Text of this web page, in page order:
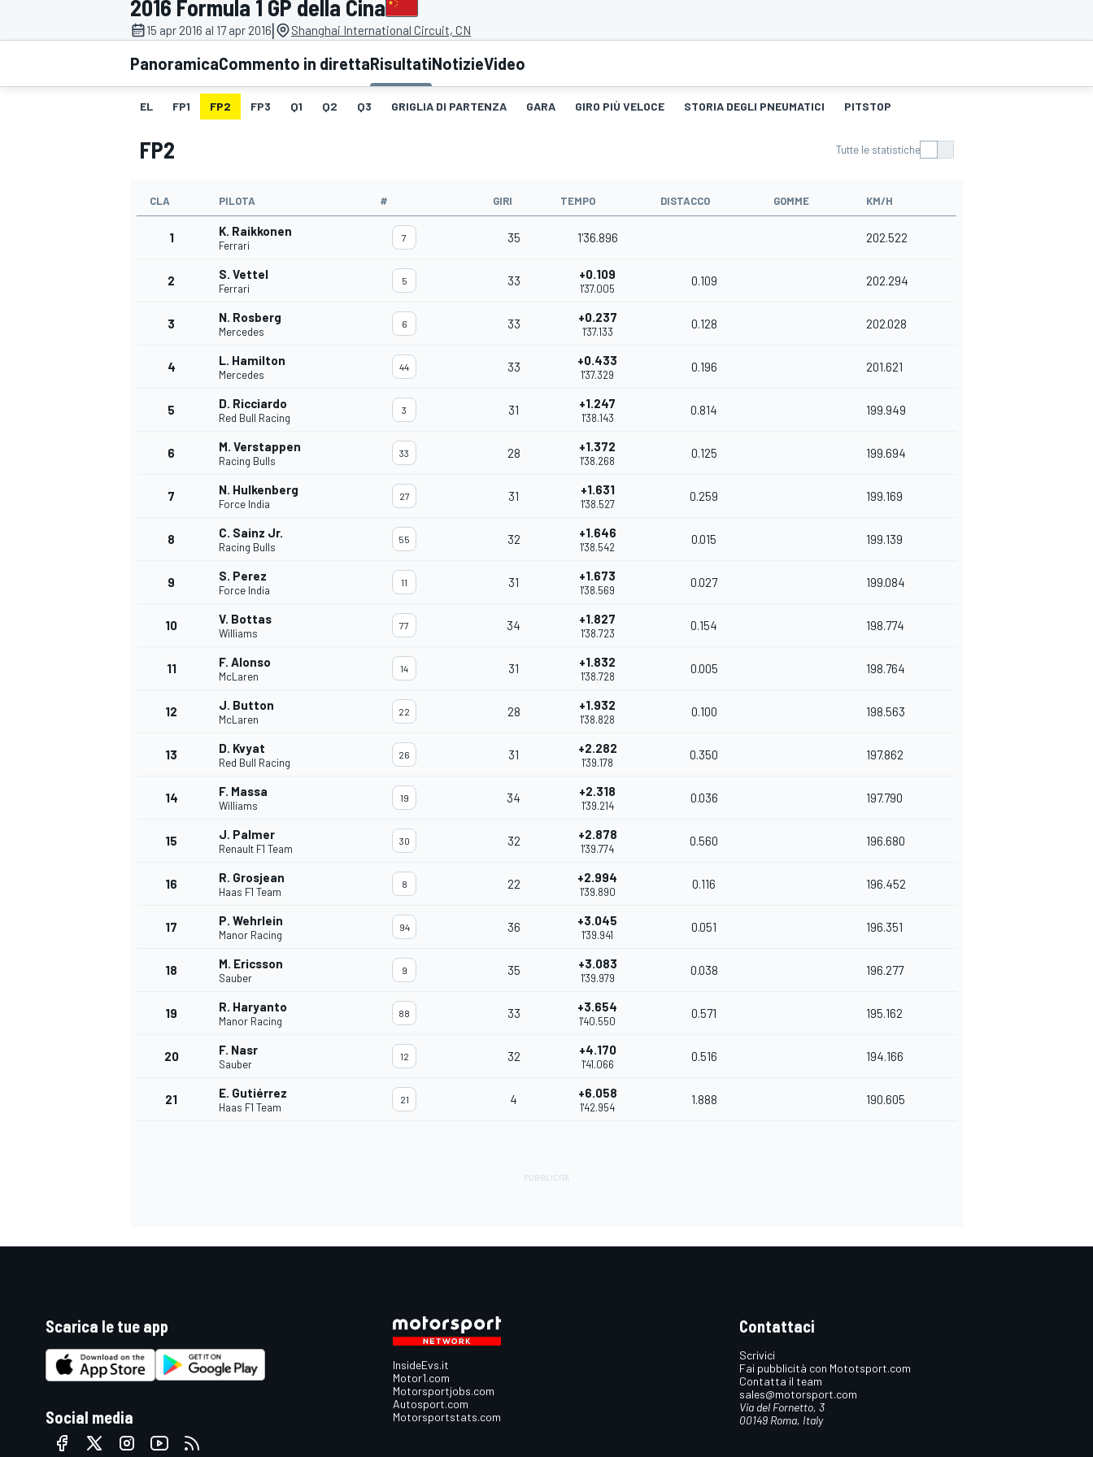
MOTOGP WEC
WRC
MONOPOSTO
ENDURANCE/GT
2016 Formula 1 GP della Cina
15 apr 2016 al 17 apr 2016| Shanghai International Circuit, CN
PanoramicaCommento in direttaRisultatiNotizieVideo
EL FP1 FP2 FP3 Q1 Q2 Q3 GRIGLIA DI PARTENZA GARA GIRO PIÙ VELOCE STORIA DEGLI PNEUMATICI PITSTOP
FP2 Tutte le statistiche
CLA PILOTA # GIRI TEMPO DISTACCO GOMME KM/H
1 K. Raikkonen
Ferrari
7 35 1'36.896 202.522
2 S. Vettel
Ferrari
5 33 +0.109
1'37.005
0.109 202.294
3 N. Rosberg
Mercedes
6 33 +0.237
1'37.133
0.128 202.028
4 L. Hamilton
Mercedes
44 33 +0.433
1'37.329
0.196 201.621
5 D. Ricciardo
Red Bull Racing
3 31 +1.247
1'38.143
0.814 199.949
6 M. Verstappen
Racing Bulls
33 28 +1.372
1'38.268
0.125 199.694
7 N. Hulkenberg
Force India
27 31 +1.631
1'38.527
0.259 199.169
8 C. Sainz Jr.
Racing Bulls
55 32 +1.646
1'38.542
0.015 199.139
9 S. Perez
Force India
11 31 +1.673
1'38.569
0.027 199.084
10 V. Bottas
Williams
77 34 +1.827
1'38.723
0.154 198.774
11 F. Alonso
McLaren
14 31 +1.832
1'38.728
0.005 198.764
12 J. Button
McLaren
22 28 +1.932
1'38.828
0.100 198.563
13 D. Kvyat
Red Bull Racing
26 31 +2.282
1'39.178
0.350 197.862
14 F. Massa
Williams
19 34 +2.318
1'39.214
0.036 197.790
15 J. Palmer
Renault F1 Team
30 32 +2.878
1'39.774
0.560 196.680
16 R. Grosjean
Haas F1 Team
8 22 +2.994
1'39.890
0.116 196.452
17 P. Wehrlein
Manor Racing
94 36 +3.045
1'39.941
0.051 196.351
18 M. Ericsson
Sauber
9 35 +3.083
1'39.979
0.038 196.277
19 R. Haryanto
Manor Racing
88 33 +3.654
1'40.550
0.571 195.162
20 F. Nasr
Sauber
12 32 +4.170
1'41.066
0.516 194.166
21 E. Gutiérrez
Haas F1 Team
21 4 +6.058
1'42.954
1.888 190.605
Scarica le tue app
Social media
InsideEvs.it
Motor1.com
Motorsportjobs.com
Autosport.com
Motorsportstats.com
Contattaci
Scrivici
Fai pubblicità con Mototsport.com
Contatta il team
sales@motorsport.com
Via del Fornetto, 3
00149 Roma, Italy